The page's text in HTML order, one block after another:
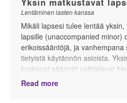
Lentäminen lasten kanssa
Mikäli lapsesi tulee lentää
lapsille (unaccompanied minor)
erikoissääntöjä, ja vanhempana
tietyistä käytännön asioista.
koskevat säännöt vaihtelevat
välillä, mutta perusperiaatteet
Read more